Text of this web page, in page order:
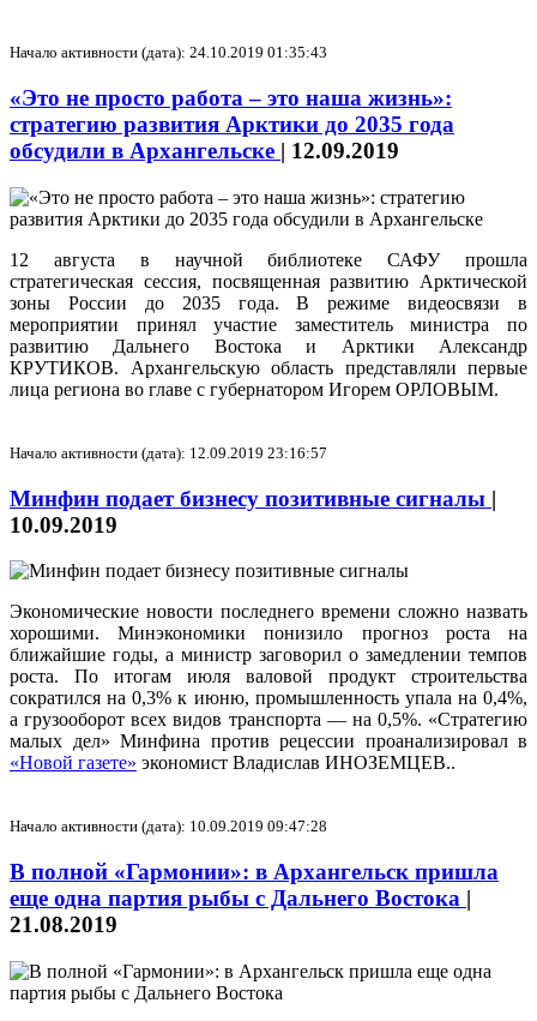
Начало активности (дата): 24.10.2019 01:35:43
«Это не просто работа – это наша жизнь»:
стратегию развития Арктики до 2035 года
обсудили в Архангельске | 12.09.2019
12 августа в научной библиотеке САФУ прошла
стратегическая сессия, посвященная развитию Арктической
зоны России до 2035 года. В режиме видеосвязи в
мероприятии принял участие заместитель министра по
развитию Дальнего Востока и Арктики Александр
КРУТИКОВ. Архангельскую область представляли первые
лица региона во главе с губернатором Игорем ОРЛОВЫМ.
Начало активности (дата): 12.09.2019 23:16:57
Минфин подает бизнесу позитивные сигналы |
10.09.2019
Экономические новости последнего времени сложно назвать
хорошими. Минэкономики понизило прогноз роста на
ближайшие годы, а министр заговорил о замедлении темпов
роста. По итогам июля валовой продукт строительства
сократился на 0,3% к июню, промышленность упала на 0,4%,
а грузооборот всех видов транспорта — на 0,5%. «Стратегию
малых дел» Минфина против рецессии проанализировал в
«Новой газете» экономист Владислав ИНОЗЕМЦЕВ..
Начало активности (дата): 10.09.2019 09:47:28
В полной «Гармонии»: в Архангельск пришла
еще одна партия рыбы с Дальнего Востока |
21.08.2019